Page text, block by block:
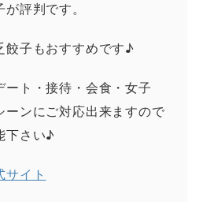
評判です。
餃子もおすすめです♪
ート・接待・会食・女子
ーンにご対応出来ますので
下さい♪
サイト